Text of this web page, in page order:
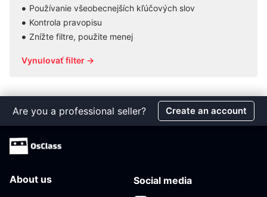
Používanie všeobecnejších kľúčových slov
Kontrola pravopisu
Znížte filtre, použite menej
Vynulovať filter →
Are you a professional seller? Create an account
About us Social media